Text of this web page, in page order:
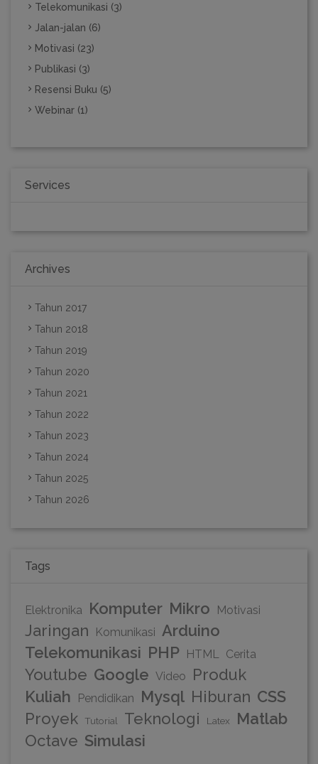
Telekomunikasi (3)
Jalan-jalan (6)
Motivasi (23)
Publikasi (3)
Resensi Buku (5)
Webinar (1)
Services
Archives
Tahun 2017
Tahun 2018
Tahun 2019
Tahun 2020
Tahun 2021
Tahun 2022
Tahun 2023
Tahun 2024
Tahun 2025
Tahun 2026
Tags
Elektronika Komputer Mikro Motivasi
Jaringan Komunikasi Arduino
Telekomunikasi PHP HTML Cerita
Youtube Google Video
Produk
Kuliah
Pendidikan Mysql Hiburan CSS
Proyek
Tutorial Teknologi Latex
Matlab
Octave Simulasi